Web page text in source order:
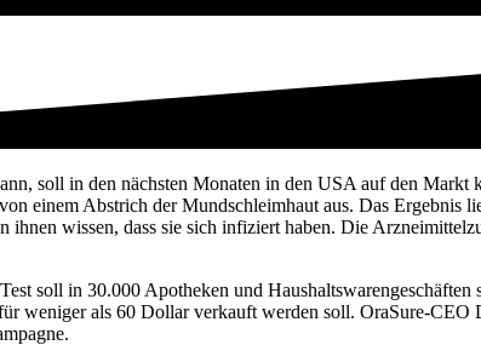
soll in den nächsten Monaten in den USA auf den
einem Abstrich der Mundschleimhaut aus. Das
wissen, dass sie sich infiziert haben. Die
soll in 30.000 Apotheken und
weniger als 60 Dollar verkauft werden soll. OraSure-